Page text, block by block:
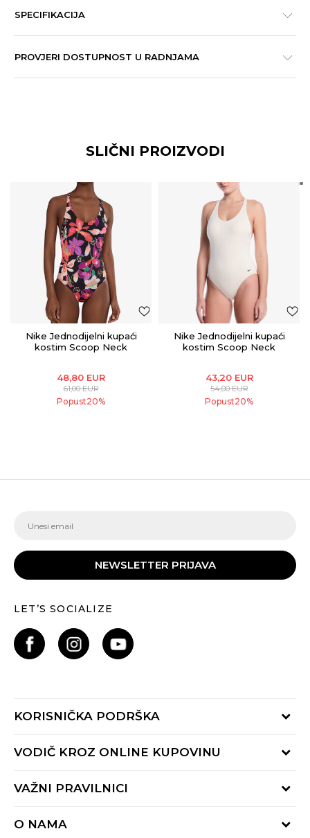
SPECIFIKACIJA
PROVJERI DOSTUPNOST U RADNJAMA
SLIČNI PROIZVODI
Nike Jednodijelni kupaći
kostim Scoop Neck
48,80 EUR
61,00EUR
Popust20%
Nike Jednodijelni kupaći
kostim Scoop Neck
43,20 EUR
54,00EUR
Popust20%
NEWSLETTER PRIJAVA
LET’S SOCIALIZE
KORISNIČKA PODRŠKA
Provjeri status porudžbine
Radno vrijeme 9-16h
VODIČ KROZ ONLINE KUPOVINU
Načini isporuke
Reklamacije
VAŽNI PRAVILNICI
O NAMA